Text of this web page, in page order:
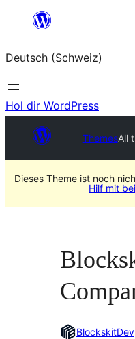
springen
Deutsch (Schweiz)
Hol dir WordPress
ThemesAll
Dieses Theme ist noch
Hilf mit
BlockskitDev